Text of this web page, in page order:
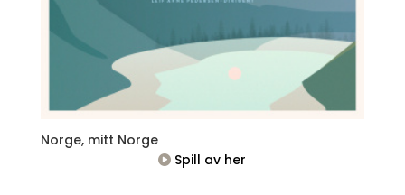
Norge, mitt Norge
Spill av her